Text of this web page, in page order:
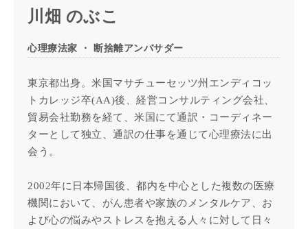
川畑 のぶこ
心理療法家 ・ 断捨離アンバサダー
東京都出身。米国マサチューセッツ州エンディコッ
トカレッジ卒(AA)後、経営コンサルティング会社、
貿易会社勤務を経て、米国にて通訳・コーディネー
ターとして独立、通訳の仕事を通じて心理療法に出
会う。
2002年に日本帰国後、都内を中心とした複数の医療
機関において、がん患者や家族のメンタルケア、お
よび心の悩みやストレスを抱える人々に対して日々